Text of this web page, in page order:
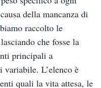
della mancanza di
raccolto le
che fosse la
principali a
L’elenco è
quali la vita attesa, le